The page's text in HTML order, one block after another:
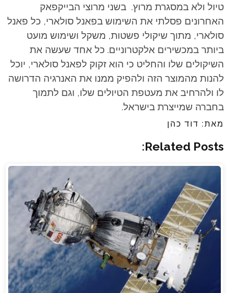
טיול ולא במסגרת מרוץ. בשני מרוצי הבייקפאק
האחרונים פסלתי את השימוש בפאנל סולארי, כל פאנל
סולארי, מתוך שיקולי פשטות, משקל ושימוש מועט
ביותר במכשירים אלקטרוניים. כל אחד שעשה את
השיקולים שלו והחליט כי הוא זקוק לפאנל סולארי, יוכל
להנות מהמוצר הזה ולהפיק ממנו את האנרגיה הדרושה
לו ולהרחיב את מעטפת הטיולים שלו, וגם לתמוך
בחברה שמייצרת בישראל.
מאת: דוד כהן
Related Posts: